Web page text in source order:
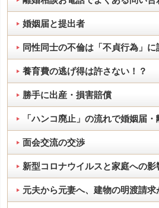
婚姻届と提出者
同性同士の不倫は「不貞行為」に
養育費の逃げ得は許さない！？
勝手に出産・損害賠償
「ハンコ廃止」の流れで婚姻届
面会交流の交渉
新型コロナウイルスと家庭への影
元夫から元妻へ、建物の明渡請求